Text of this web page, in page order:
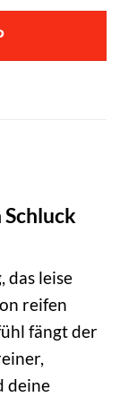
das leise
reifen
fängt der
deine